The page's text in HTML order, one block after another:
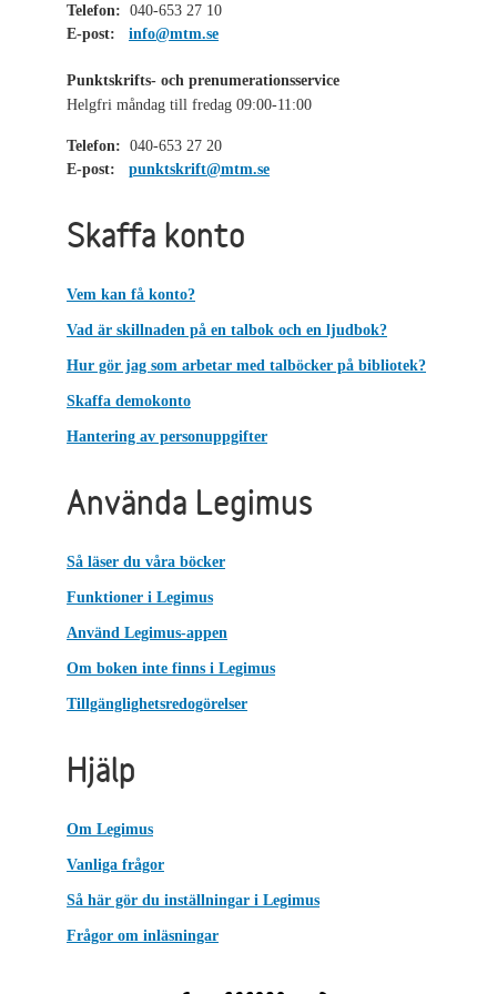
Telefon: 040-653 27 10
E-post:
info@mtm.se
Punktskrifts- och prenumerationsservice
Helgfri måndag till fredag 09:00-11:00
Telefon: 040-653 27 20
E-post:
punktskrift@mtm.se
Skaffa konto
Vem kan få konto?
Vad är skillnaden på en talbok och en ljudbok?
Hur gör jag som arbetar med talböcker på bibliotek?
Skaffa demokonto
Hantering av personuppgifter
Använda Legimus
Så läser du våra böcker
Funktioner i Legimus
Använd Legimus-appen
Om boken inte finns i Legimus
Tillgänglighetsredogörelser
Hjälp
Om Legimus
Vanliga frågor
Så här gör du inställningar i Legimus
Frågor om inläsningar